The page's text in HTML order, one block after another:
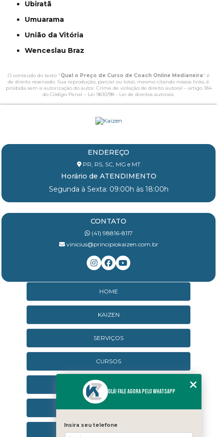
Ubiratã
Umuarama
União da Vitória
Wenceslau Braz
O conteúdo do texto "Qual o Preço de Curso de Coach Online Medianeira" é
de direito reservado. Sua reprodução, parcial ou total, mesmo citando nossos links, é
proibida sem a autorização do autor. Crime de violação de direito autoral – artigo 184
do Código Penal – Lei 9610/98 - Lei de direitos autorais.
ENDEREÇO
PR, RS, SC, MG e MT
Horário de ATENDIMENTO
Segunda à Sexta: 09:00h às 18:00h
CONTATO
(41) 98816-8117
vinicius@principiokaizen.com.br
HOME
KAIZEN
SERVIÇOS
CURSOS
CURSOS ONLINE
AGENDA
CONTATO
Olá! Fale agora pelo WhatsApp
Insira seu telefone